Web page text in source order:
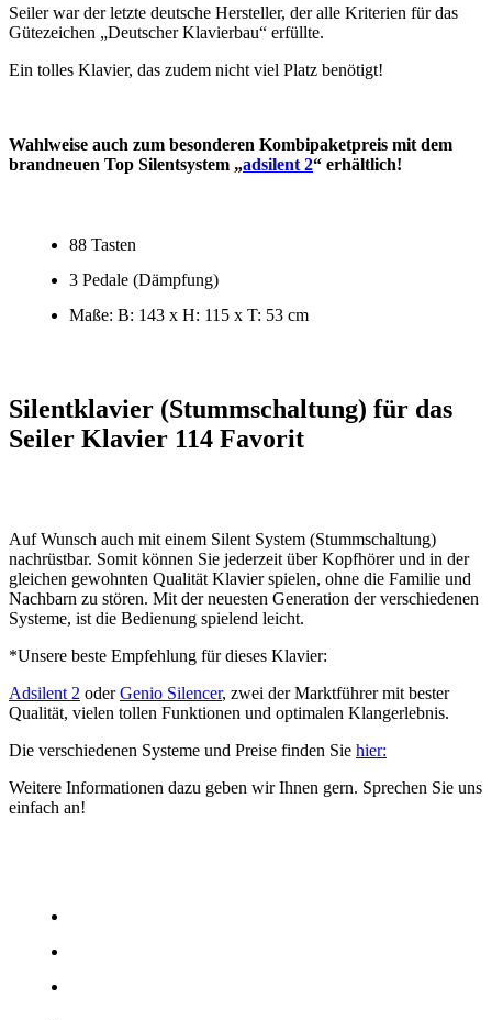
Seiler war der letzte deutsche Hersteller, der alle Kriterien für das
Gütezeichen „Deutscher Klavierbau“ erfüllte.
Ein tolles Klavier, das zudem nicht viel Platz benötigt!
Wahlweise auch zum besonderen Kombipaketpreis mit dem
brandneuen Top Silentsystem „adsilent 2“ erhältlich!
88 Tasten
3 Pedale (Dämpfung)
Maße: B: 143 x H: 115 x T: 53 cm
Silentklavier (Stummschaltung) für das
Seiler Klavier 114 Favorit
Auf Wunsch auch mit einem Silent System (Stummschaltung)
nachrüstbar. Somit können Sie jederzeit über Kopfhörer und in der
gleichen gewohnten Qualität Klavier spielen, ohne die Familie und
Nachbarn zu stören. Mit der neuesten Generation der verschiedenen
Systeme, ist die Bedienung spielend leicht.
*Unsere beste Empfehlung für dieses Klavier:
Adsilent 2 oderGenio Silencer, zwei der Marktführer mit bester
Qualität, vielen tollen Funktionen und optimalen Klangerlebnis.
Die verschiedenen Systeme und Preise finden Sie hier:
Weitere Informationen dazu geben wir Ihnen gern. Sprechen Sie uns
einfach an!